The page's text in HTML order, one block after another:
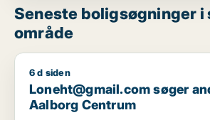
Seneste boligsøgninger i
område
Loneht@gmail.com søger andelsbolig
6 d siden
Loneht@gmail.com søger
Aalborg Centrum